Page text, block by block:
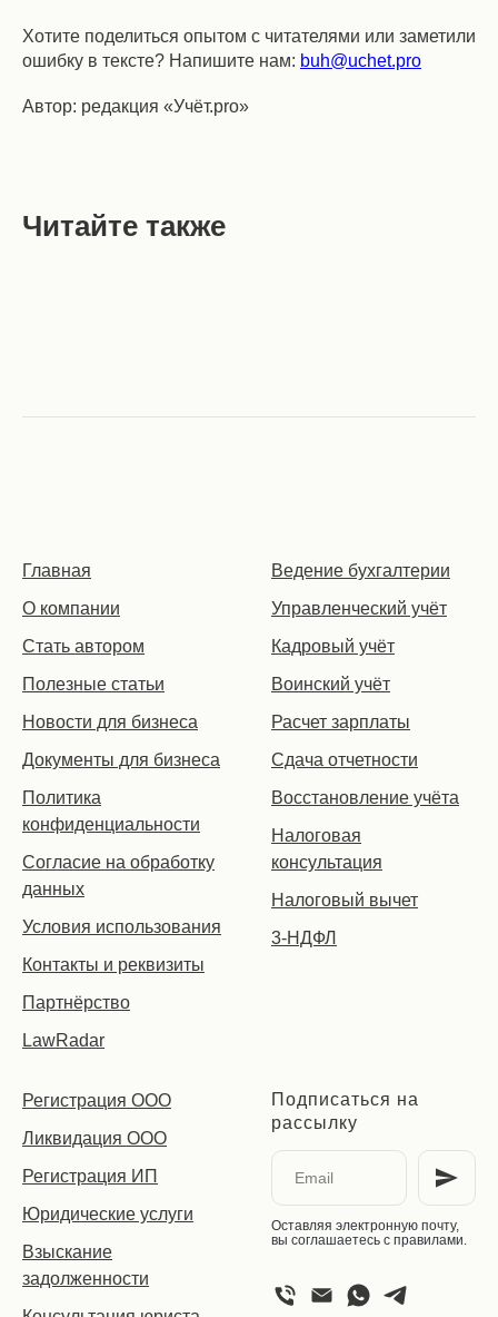
Хотите поделиться опытом с читателями или заметили
ошибку в тексте? Напишите нам: buh@uchet.pro
Автор: редакция «Учёт.pro»
Читайте также
Главная
О компании
Стать автором
Полезные статьи
Новости для бизнеса
Документы для бизнеса
Политика
конфиденциальности
Согласие на обработку
данных
Условия использования
Контакты и реквизиты
Партнёрство
LawRadar
Ведение бухгалтерии
Управленческий учёт
Кадровый учёт
Воинский учёт
Расчет зарплаты
Сдача отчетности
Восстановление учёта
Налоговая
консультация
Налоговый вычет
3-НДФЛ
Регистрация ООО
Ликвидация ООО
Регистрация ИП
Юридические услуги
Взыскание
задолженности
Подписаться на
рассылку
Оставляя электронную почту,
вы соглашаетесь с правилами.